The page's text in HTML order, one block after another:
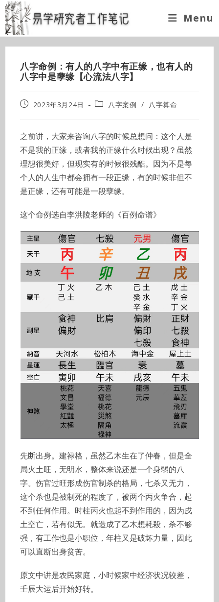
Skip
to
content
Menu
八字命例：有人的八字中有正缘，也有人的
八字中是孽缘【心流法八字】
Post2023年3月24日
Post八字案例 / 八字算命
之前讲，大家来咨询八字的时候总想问：这个人是
不是我的正缘，或者我的正缘什么时候出现？虽然
理想很美好，但现实有的时候很残酷。因为不是每
个人的人生中都会拥有一段正缘，有的时候非但不
是正缘，还有可能是一段孽缘。
这个命例选自李洪陵老师的《百例命谱》
先断出身。建禄格，虽然乙木生在了仲春，但是全
局火土旺，无明水，整体来说还是一个身弱的八
字。伤官过旺形成伤官制杀的格局，七杀又无力，
这个杀也是被制死的程度了，被两个丙火争合，起
不到任何作用。时柱丙火也起不到作用的，因为戌
土空亡，若有似无。就造成了乙木想耗殺，杀不够
强，有工作也是小职位，年柱又是破坏力量，因此
可以直断出身贫苦。
原文中讲是农民家庭，小时候家中经济状况较差，
壬辰大运后开始好转。